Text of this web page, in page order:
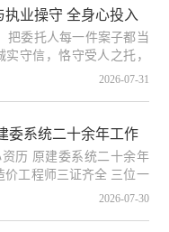
业操守 全身心投入
己的案子全力办理；
把委托人每一件案子都当
守信，恪守受人之托，
事人合法权益。2026-07-31
委系统二十余年工作
价工程师三证齐全 三
历 原建委系统二十余年
价工程师三证齐全 三位一
视同己案全力办理委托案
2026-07-30